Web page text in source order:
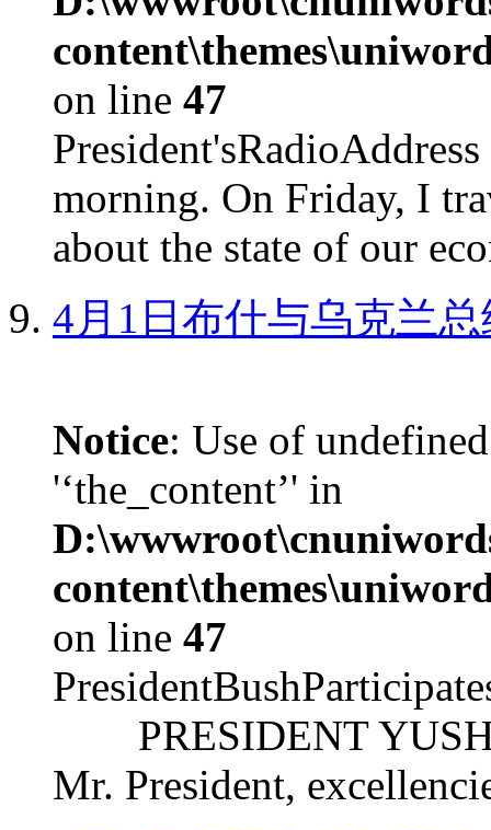
on line 47
morning. On Friday, I
about the state of our
4月1日布什与乌克兰
Notice: Use of
'‘the_content’' in
on line 47
PRESIDENT
Mr. President,